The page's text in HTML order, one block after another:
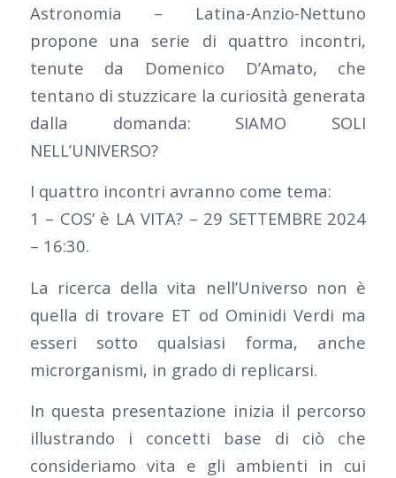
Astronomia – Latina-Anzio-Nettuno
propone una serie di quattro incontri,
tenute da Domenico D’Amato, che
tentano di stuzzicare la curiosità generata
dalla domanda: SIAMO SOLI
NELL’UNIVERSO?
I quattro incontri avranno come tema:
1 – COS’ è LA VITA? – 29 SETTEMBRE 2024
– 16:30.
La ricerca della vita nell’Universo non è
quella di trovare ET od Ominidi Verdi ma
esseri sotto qualsiasi forma, anche
microrganismi, in grado di replicarsi.
In questa presentazione inizia il percorso
illustrando i concetti base di ciò che
consideriamo vita e gli ambienti in cui